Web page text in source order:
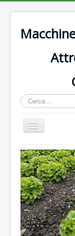
Cerca...
Cambia
navigazione
Home
Rasaerba
Trattori vigneto
Forbici e